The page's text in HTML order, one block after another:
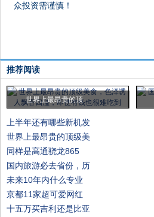
众投资需谨慎！
推荐阅读
世界上最昂贵的顶
上半年还有哪些新机发
世界上最昂贵的顶级美
同样是高通骁龙865
国内旅游必去省份，历
未来10年内什么专业
京都11家超可爱网红
十五万买吉利还是比亚